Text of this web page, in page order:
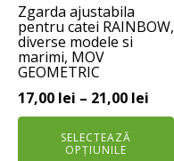
Zgarda ajustabila
pentru catei RAINBOW,
diverse modele si
marimi, MOV
GEOMETRIC
17,00 lei – 21,00 lei
de
SELECTEAZĂ
OPȚIUNILE
fi
alese
în
pagina
produsului.